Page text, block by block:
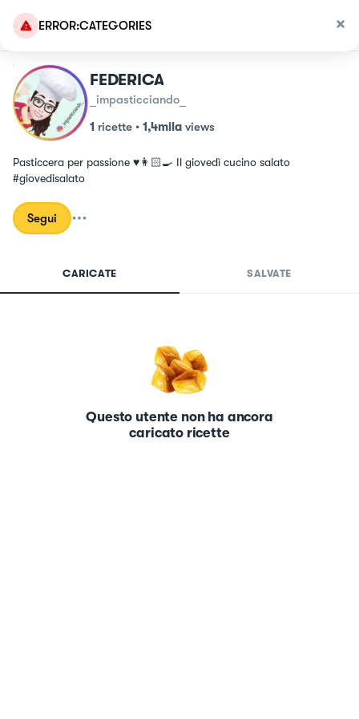
ERROR:CATEGORIES
FEDERICA
_impasticciando_
1 ricette • 1,4mila views
Pasticcera per passione ♥️👩🏻‍🍳 Il giovedì cucino salato
#giovedisalato
Segui
CARICATE SALVATE
Questo utente non ha ancora
caricato ricette